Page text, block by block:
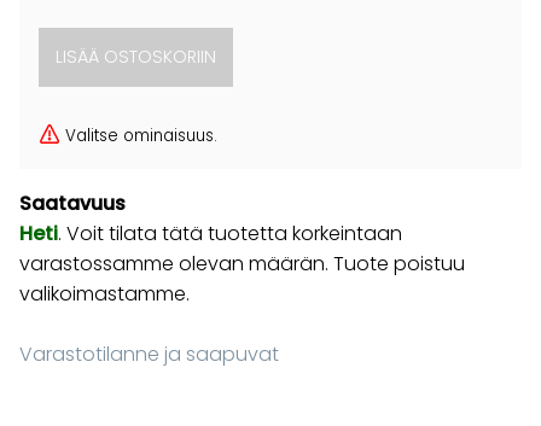
Valitse ominaisuus.
Saatavuus
Heti. Voit tilata tätä tuotetta korkeintaan
varastossamme olevan määrän. Tuote poistuu
valikoimastamme.
Varastotilanne ja saapuvat